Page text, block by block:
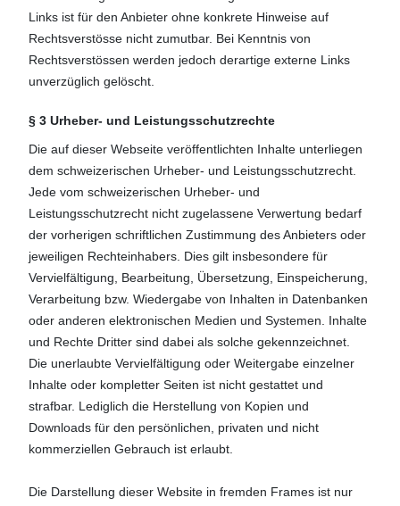
Links ist für den Anbieter ohne konkrete Hinweise auf
Rechtsverstösse nicht zumutbar. Bei Kenntnis von
Rechtsverstössen werden jedoch derartige externe Links
unverzüglich gelöscht.
§ 3 Urheber- und Leistungsschutzrechte
Die auf dieser Webseite veröffentlichten Inhalte unterliegen
dem schweizerischen Urheber- und Leistungsschutzrecht.
Jede vom schweizerischen Urheber- und
Leistungsschutzrecht nicht zugelassene Verwertung bedarf
der vorherigen schriftlichen Zustimmung des Anbieters oder
jeweiligen Rechteinhabers. Dies gilt insbesondere für
Vervielfältigung, Bearbeitung, Übersetzung, Einspeicherung,
Verarbeitung bzw. Wiedergabe von Inhalten in Datenbanken
oder anderen elektronischen Medien und Systemen. Inhalte
und Rechte Dritter sind dabei als solche gekennzeichnet.
Die unerlaubte Vervielfältigung oder Weitergabe einzelner
Inhalte oder kompletter Seiten ist nicht gestattet und
strafbar. Lediglich die Herstellung von Kopien und
Downloads für den persönlichen, privaten und nicht
kommerziellen Gebrauch ist erlaubt.
Die Darstellung dieser Website in fremden Frames ist nur